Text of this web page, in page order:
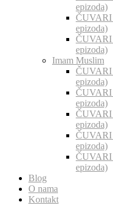
epizoda)
ČUVARI
epizoda)
ČUVARI
epizoda)
Imam Muslim
ČUVARI
epizoda)
ČUVARI
epizoda)
ČUVARI
epizoda)
ČUVARI
epizoda)
ČUVARI
epizoda)
Blog
O nama
Kontakt